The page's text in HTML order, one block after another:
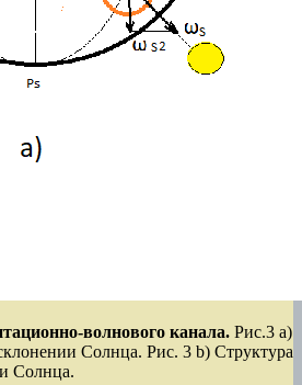
волнового канала. Рис.3 а)
Солнца. Рис. 3 b) Структура
Солнца.